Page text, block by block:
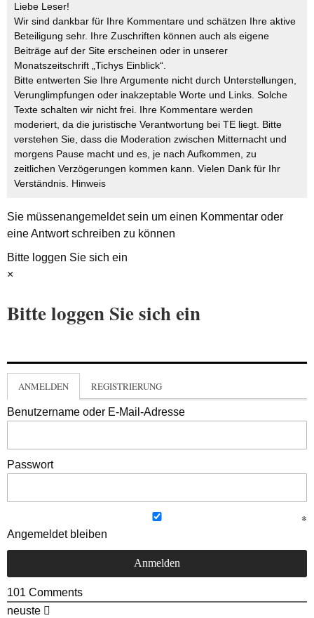
Liebe Leser!
Wir sind dankbar für Ihre Kommentare und schätzen Ihre aktive
Beteiligung sehr. Ihre Zuschriften können auch als eigene
Beiträge auf der Site erscheinen oder in unserer
Monatszeitschrift „Tichys Einblick“.
Bitte entwerten Sie Ihre Argumente nicht durch Unterstellungen,
Verunglimpfungen oder inakzeptable Worte und Links. Solche
Texte schalten wir nicht frei. Ihre Kommentare werden
moderiert, da die juristische Verantwortung bei TE liegt. Bitte
verstehen Sie, dass die Moderation zwischen Mitternacht und
morgens Pause macht und es, je nach Aufkommen, zu
zeitlichen Verzögerungen kommen kann. Vielen Dank für Ihr
Verständnis. Hinweis
Sie müssenangemeldetsein um einen Kommentar oder
eine Antwort schreiben zu können
Bitte loggen Sie sich ein
×
Bitte loggen Sie sich ein
ANMELDEN REGISTRIERUNG
Benutzername oder E-Mail-Adresse
Passwort
Angemeldet bleiben
101 Comments
neuste